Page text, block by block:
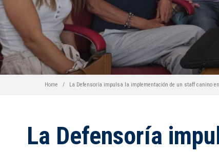
Home La Defensoría impulsa la implementación de un staff canino
La Defensoría